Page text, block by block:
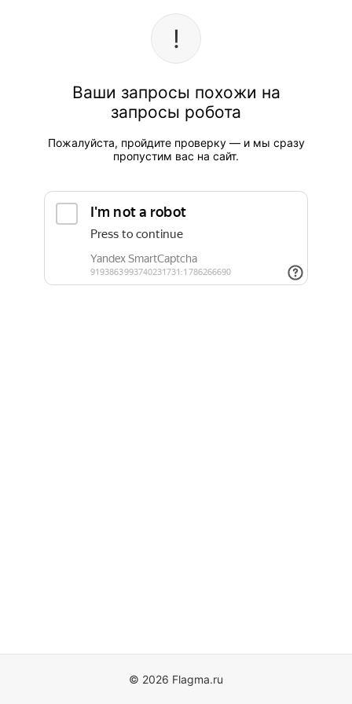
Ваши запросы похожи на
запросы робота
Пожалуйста, пройдите проверку — и мы сразу
пропустим вас на сайт.
© 2026 Flagma.ru